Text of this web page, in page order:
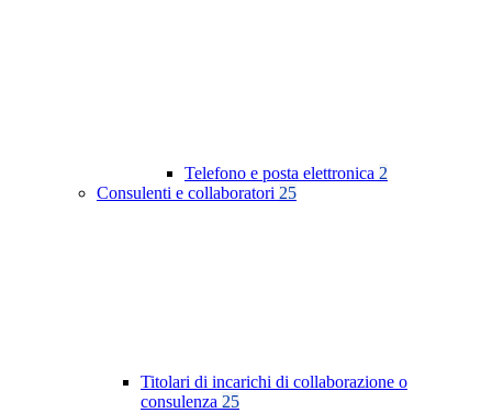
Telefono e posta elettronica 2
Consulenti e collaboratori 25
Titolari di incarichi di collaborazione o
consulenza 25